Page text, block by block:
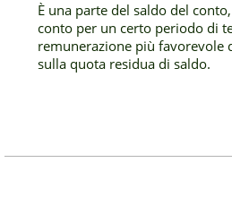
È una parte del saldo del
conto per un certo periodo di
remunerazione più favorevole
sulla quota residua di saldo.